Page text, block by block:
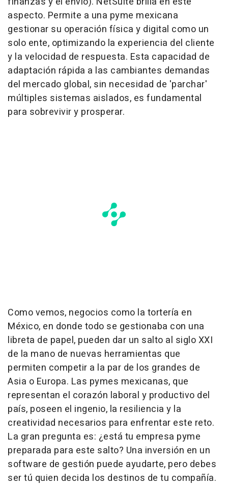
aspecto. Permite a una pyme mexicana
gestionar su operación física y digital como un
solo ente, optimizando la experiencia del cliente
y la velocidad de respuesta. Esta capacidad de
adaptación rápida a las cambiantes demandas
del mercado global, sin necesidad de 'parchar'
múltiples sistemas aislados, es fundamental
para sobrevivir y prosperar.
Como vemos, negocios como la tortería en
México, en donde todo se gestionaba con una
libreta de papel, pueden dar un salto al siglo XXI
de la mano de nuevas herramientas que
permiten competir a la par de los grandes de
Asia o Europa. Las pymes mexicanas, que
representan el corazón laboral y productivo del
país, poseen el ingenio, la resiliencia y la
creatividad necesarios para enfrentar este reto.
La gran pregunta es: ¿está tu empresa pyme
preparada para este salto? Una inversión en un
software de gestión puede ayudarte, pero debes
ser tú quien decida los destinos de tu compañía.